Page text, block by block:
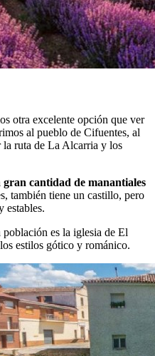
otra excelente opción que ver
al pueblo de Cifuentes, al
la ruta de La Alcarria y los
gran cantidad de manantiales
también tiene un castillo, pero
estables.
población es la iglesia de El
estilos gótico y románico.